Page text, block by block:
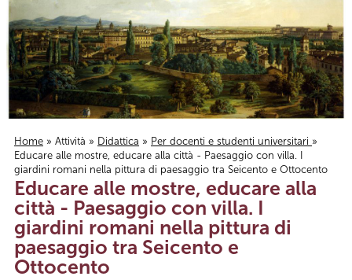
Tu sei qui
Home » Attività » Didattica » Per docenti e studenti universitari »
Educare alle mostre, educare alla città - Paesaggio con villa. I
giardini romani nella pittura di paesaggio tra Seicento e Ottocento
Educare alle mostre, educare alla
città - Paesaggio con villa. I
giardini romani nella pittura di
paesaggio tra Seicento e
Ottocento